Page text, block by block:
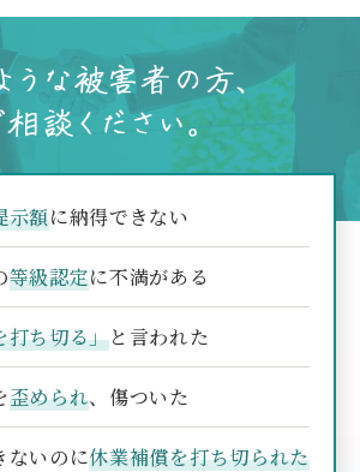
示額に納得できない
等級認定に不満がある
打ち切る」と言われた
歪められ、傷ついた
ないのに休業補償を打ち切られた